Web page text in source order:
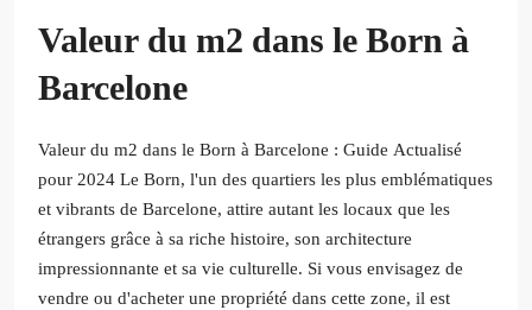
Valeur du m2 dans le Born à
Barcelone
Valeur du m2 dans le Born à Barcelone : Guide Actualisé
pour 2024 Le Born, l'un des quartiers les plus emblématiques
et vibrants de Barcelone, attire autant les locaux que les
étrangers grâce à sa riche histoire, son architecture
impressionnante et sa vie culturelle. Si vous envisagez de
vendre ou d'acheter une propriété dans cette zone, il est